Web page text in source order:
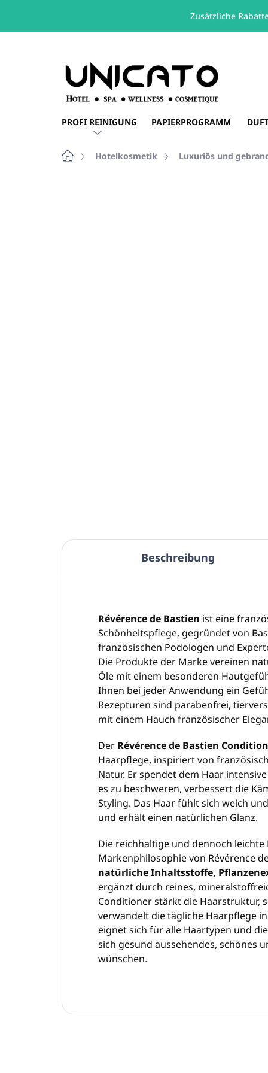
Zusätzliche
Zum
PROFI REINIGUNG PAPIERPROGRAMM
StartseiteHotelkosmetik Luxuriös und
Beschreibung
Révérence de Bastien ist eine
Schönheitspflege, gegründet von
französischen Podologen und
Die Produkte der Marke vereinen
Öle mit einem besonderen
Ihnen bei jeder Anwendung ein
Rezepturen sind parabenfrei,
mit einem Hauch französischer
Der Révérence de Bastien
Haarpflege, inspiriert von
Natur. Er spendet dem Haar
es zu beschweren, verbessert die
Styling. Das Haar fühlt sich weich
und erhält einen natürlichen Glanz.
Die reichhaltige und dennoch
Markenphilosophie von Révérence
natürliche Inhaltsstoffe,
ergänzt durch reines,
Conditioner stärkt die Haarstruktur,
verwandelt die tägliche Haarpflege
eignet sich für alle Haartypen und
sich gesund aussehendes, schönes
wünschen.